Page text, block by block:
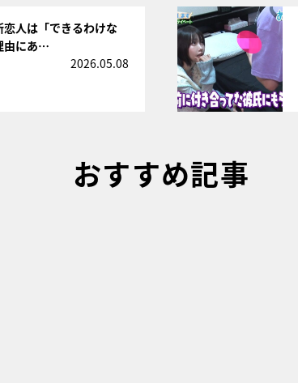
人は「できるわけな
由にあ…
2026.05.08
おすすめ記事